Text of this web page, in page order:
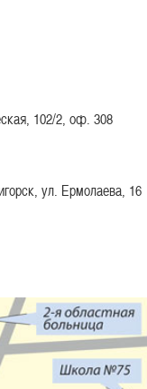
102/2, оф. 308
ул. Ермолаева, 16